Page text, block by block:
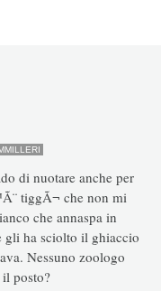
di nuotare anche per
tiggÃ¬ che non mi
che annaspa in
gli ha sciolto il ghiaccio
Nessuno zoologo
posto?